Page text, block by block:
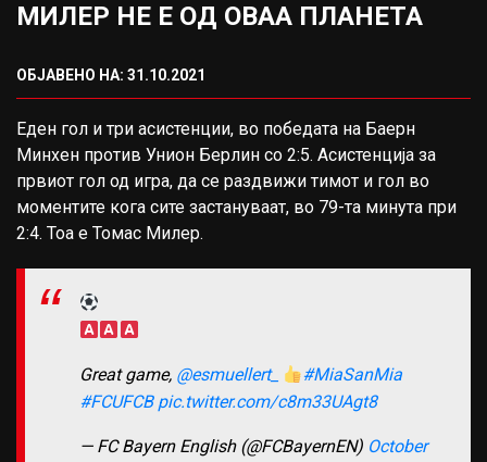
МИЛЕР НЕ Е ОД ОВАА ПЛАНЕТА
ОБЈАВЕНО НА: 31.10.2021
Еден гол и три асистенции, во победата на Баерн
Минхен против Унион Берлин со 2:5. Асистенција за
првиот гол од игра, да се раздвижи тимот и гол во
моментите кога сите застануваат, во 79-та минута при
2:4. Тоа е Томас Милер.
Great game, @esmuellert_
#MiaSanMia
#FCUFCB pic.twitter.com/c8m33UAgt8
— FC Bayern English (@FCBayernEN) October